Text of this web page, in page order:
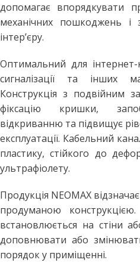
допомагає впорядкувати
механічних пошкоджень і
інтер’єру.
Оптимальний для інтернет-
сигналізації та інших
Конструкція з подвійним
фіксацію кришки,
відкриванню та підвищує
експлуатації. Кабельний
пластику, стійкого до
ультрафіолету.
Продукція NEOMAX
продуманою
встановлюється на стіни
доповнювати або
порядок у приміщенні.